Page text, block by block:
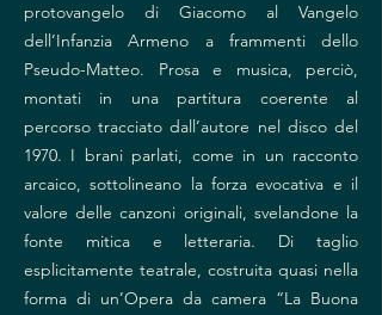
protovangelo di Giacomo al Vangelo
dell’Infanzia Armeno a frammenti dello
Pseudo-Matteo. Prosa e musica, perciò,
montati in una partitura coerente al
percorso tracciato dall’autore nel disco del
1970. I brani parlati, come in un racconto
arcaico, sottolineano la forza evocativa e il
valore delle canzoni originali, svelandone la
fonte mitica e letteraria. Di taglio
esplicitamente teatrale, costruita quasi nella
forma di un’Opera da camera “La Buona